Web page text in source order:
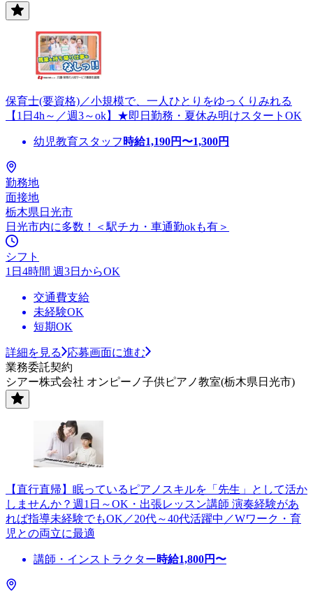
保育士(要資格)／小規模で、一人ひとりをゆっくりみれる
【1日4h～／週3～ok】★即日勤務・夏休み明けスタートOK
幼児教育スタッフ 時給1,190円〜1,300円
勤務地
面接地
栃木県日光市
日光市内に多数！＜駅チカ・車通勤okも有＞
シフト
1日4時間 週3日からOK
交通費支給
未経験OK
短期OK
詳細を見る
応募画面に進む
業務委託契約
シアー株式会社 オンピーノ子供ピアノ教室(栃木県日光市)
【直行直帰】眠っているピアノスキルを「先生」として活か
しませんか？週1日～OK・出張レッスン講師 演奏経験があ
れば指導未経験でもOK／20代～40代活躍中／Wワーク・育
児との両立に最適
講師・インストラクター時給1,800円〜